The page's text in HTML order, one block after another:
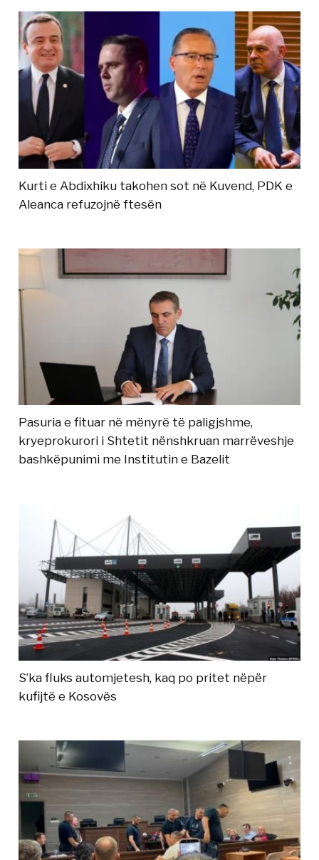
Kurti e Abdixhiku takohen sot në Kuvend, PDK e
Aleanca refuzojnë ftesën
Pasuria e fituar në mënyrë të paligjshme,
kryeprokurori i Shtetit nënshkruan marrëveshje
bashkëpunimi me Institutin e Bazelit
S’ka fluks automjetesh, kaq po pritet nëpër
kufijtë e Kosovës